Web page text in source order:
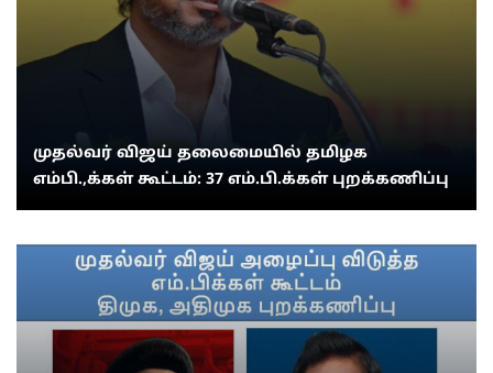
முதல்வர் விஜய் தலைமையில் தமிழக
எம்பி.,க்கள் கூட்டம்: 37 எம்.பி.க்கள் புறக்கணிப்பு